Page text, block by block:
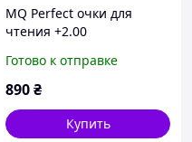
MQ Perfect очки для
чтения +2.00
асферические 752755TT6
Готово к отправке
890₴
Купить